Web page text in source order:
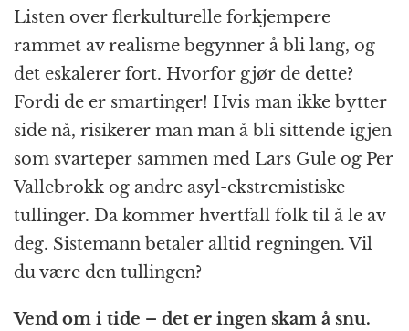
Listen over flerkulturelle forkjempere
rammet av realisme begynner å bli lang, og
det eskalerer fort. Hvorfor gjør de dette?
Fordi de er smartinger! Hvis man ikke bytter
side nå, risikerer man man å bli sittende igjen
som svarteper sammen med Lars Gule og Per
Vallebrokk og andre asyl-ekstremistiske
tullinger. Da kommer hvertfall folk til å le av
deg. Sistemann betaler alltid regningen. Vil
du være den tullingen?
Vend om i tide – det er ingen skam å snu.